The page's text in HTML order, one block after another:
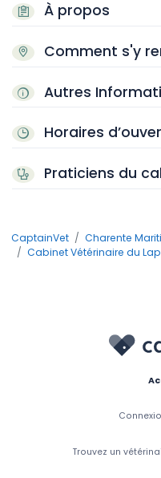
À propos
Comment s'y
Autres
Horaires
Praticiens du
CaptainVet Charente
Cabinet Vétérinaire du
Trouvez un